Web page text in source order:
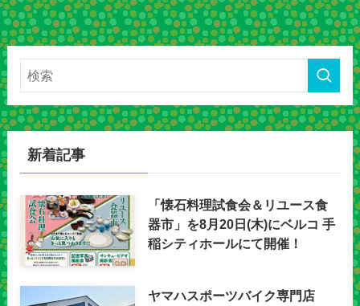
新着記事
「懐石料理試食会＆リユース食
器市」を8月20日(木)にベルコ 手
稲シティホールにて開催！
ヤマハスポーツバイク専門店